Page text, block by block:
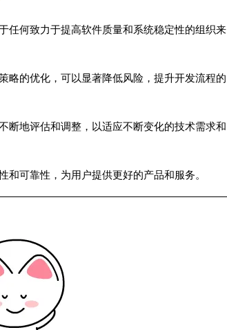
任何致力于提高软件质量和系统稳定性的组织来
略的优化，可以显著降低风险，提升开发流程的
断地评估和调整，以适应不断变化的技术需求和
可靠性，为用户提供更好的产品和服务。